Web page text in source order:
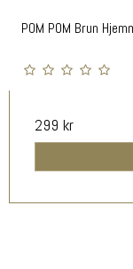
POM POM Brun
299 kr